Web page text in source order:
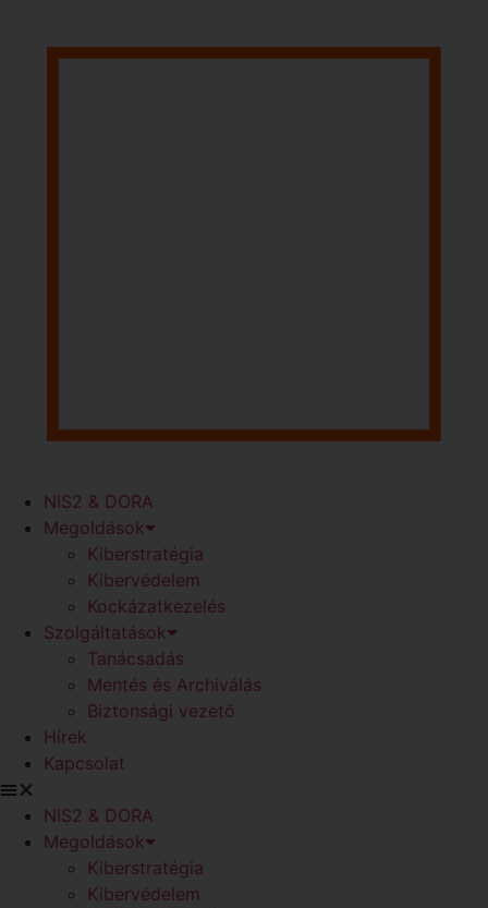
NIS2 & DORA
Megoldások
Kiberstratégia
Kibervédelem
Kockázatkezelés
Szolgáltatások
Tanácsadás
Mentés és Archiválás
Biztonsági vezető
Hírek
Kapcsolat
NIS2 & DORA
Megoldások
Kiberstratégia
Kibervédelem